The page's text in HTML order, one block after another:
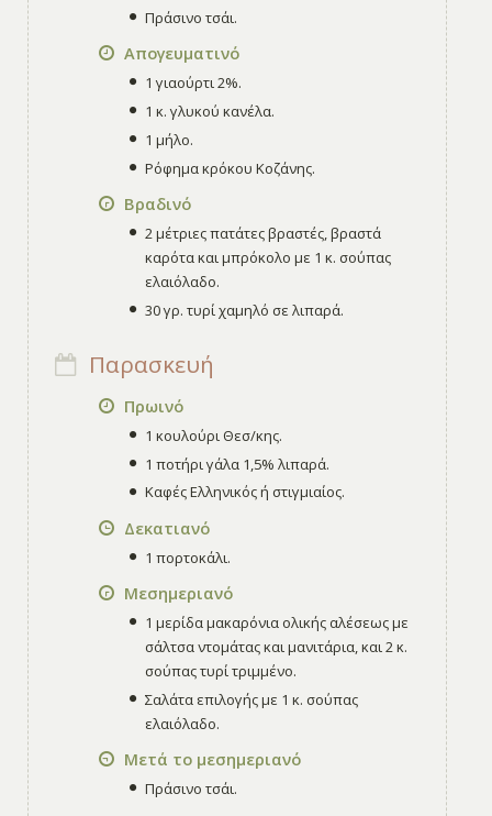
Πράσινο τσάι.
Απογευματινό
1 γιαούρτι 2%.
1 κ. γλυκού κανέλα.
1 μήλο.
Ρόφημα κρόκου Κοζάνης.
Βραδινό
2 μέτριες πατάτες βραστές, βραστά
καρότα και μπρόκολο με 1 κ. σούπας
ελαιόλαδο.
30 γρ. τυρί χαμηλό σε λιπαρά.
Παρασκευή
Πρωινό
1 κουλούρι Θεσ/κης.
1 ποτήρι γάλα 1,5% λιπαρά.
Καφές Ελληνικός ή στιγμιαίος.
Δεκατιανό
1 πορτοκάλι.
Μεσημεριανό
1 μερίδα μακαρόνια ολικής αλέσεως με
σάλτσα ντομάτας και μανιτάρια, και 2 κ.
σούπας τυρί τριμμένο.
Σαλάτα επιλογής με 1 κ. σούπας
ελαιόλαδο.
Μετά το μεσημεριανό
Πράσινο τσάι.